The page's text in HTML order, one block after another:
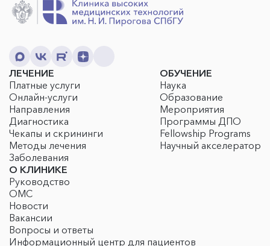
ЛЕЧЕНИЕ
Платные услуги
Онлайн-услуги
Направления
Диагностика
Чекапы и скрининги
Методы лечения
Заболевания
ОБУЧЕНИЕ
Наука
Образование
Мероприятия
Программы ДПО
Fellowship Programs
Научный акселератор
О КЛИНИКЕ
Руководство
ОМС
Новости
Вакансии
Вопросы и ответы
Информационный центр для пациентов